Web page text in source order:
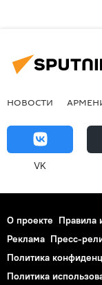
НОВОСТИ
VK
О проекте Правила
Реклама Пресс-
Политика
Политика